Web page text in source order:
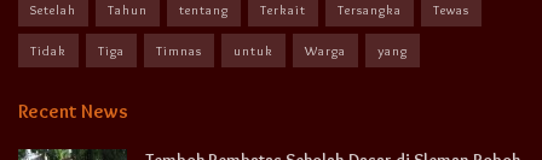
Setelah Tahun tentang Terkait Tersangka Tewas
Tidak Tiga Timnas untuk Warga yang
Recent News